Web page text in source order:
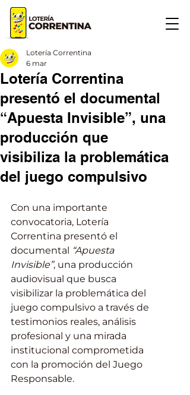
Lotería Correntina
presentó el documental
“Apuesta Invisible”, una
producción que
visibiliza la problemática
del juego compulsivo
Lotería Correntina
6 mar
Con una importante
convocatoria, Lotería
Correntina presentó el
documental “Apuesta
Invisible”, una producción
audiovisual que busca
visibilizar la problemática del
juego compulsivo a través de
testimonios reales, análisis
profesional y una mirada
institucional comprometida
con la promoción del Juego
Responsable.